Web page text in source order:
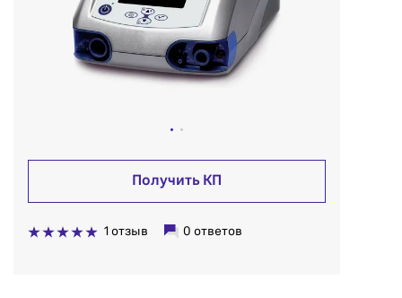
Получить КП
1 отзыв 0 ответов